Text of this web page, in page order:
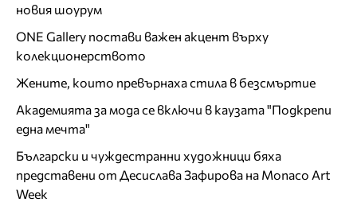
новия шоурум
ONE Gallery постави важен акцент върху
колекционерството
Жените, които превърнаха стила в безсмъртие
Академията за мода се включи в каузата "Подкрепи
една мечта"
Български и чуждестранни художници бяха
представени от Десислава Зафирова на Monaco Art
Week